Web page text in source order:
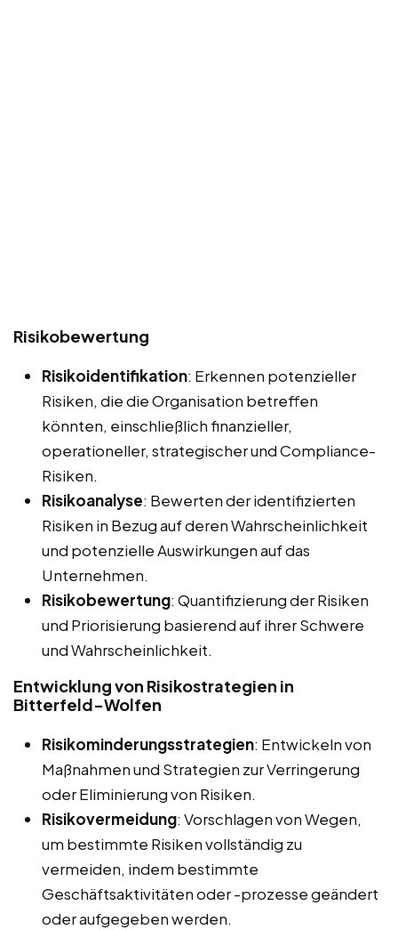
Risikobewertung
Risikoidentifikation: Erkennen potenzieller
Risiken, die die Organisation betreffen
könnten, einschließlich finanzieller,
operationeller, strategischer und Compliance-
Risiken.
Risikoanalyse: Bewerten der identifizierten
Risiken in Bezug auf deren Wahrscheinlichkeit
und potenzielle Auswirkungen auf das
Unternehmen.
Risikobewertung: Quantifizierung der Risiken
und Priorisierung basierend auf ihrer Schwere
und Wahrscheinlichkeit.
Entwicklung von Risikostrategien in
Bitterfeld-Wolfen
Risikominderungsstrategien: Entwickeln von
Maßnahmen und Strategien zur Verringerung
oder Eliminierung von Risiken.
Risikovermeidung: Vorschlagen von Wegen,
um bestimmte Risiken vollständig zu
vermeiden, indem bestimmte
Geschäftsaktivitäten oder -prozesse geändert
oder aufgegeben werden.